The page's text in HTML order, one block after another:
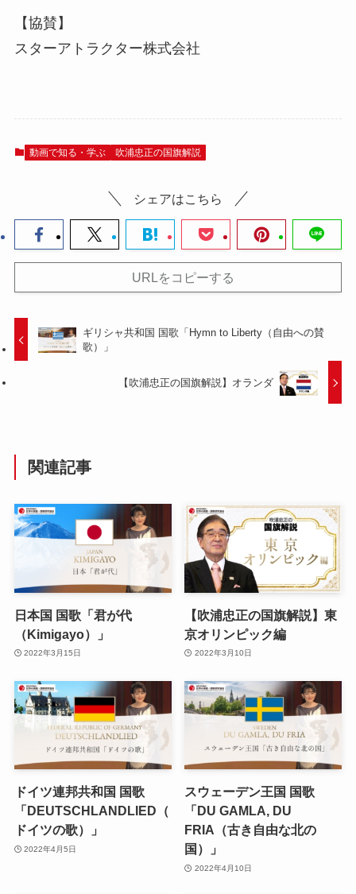
【協賛】
スターアトラクター株式会社
動画で知る・学ぶ 吹浦忠正の国旗解説
シェアはこちら
URLをコピーする
ギリシャ共和国 国歌「Hymn to Liberty（自由への賛
歌）」
【吹浦忠正の国旗解説】オランダ
関連記事
日本国 国歌「君が代
（Kimigayo）」
2022年3月15日
【吹浦忠正の国旗解説】東
京オリンピック編
2022年3月10日
ドイツ連邦共和国 国歌
「DEUTSCHLANDLIED（
ドイツの歌）」
2022年4月5日
スウェーデン王国 国歌
「DU GAMLA, DU
FRIA（古き自由な北の
国）」
2022年4月10日